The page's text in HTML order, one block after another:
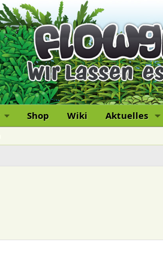
Shop Wiki Aktuelles